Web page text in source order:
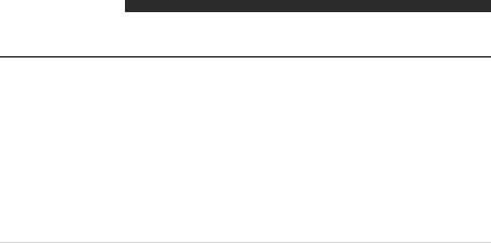
Domaine public
Referencia de la imagen : 4R05565 [1983 CX 0300]